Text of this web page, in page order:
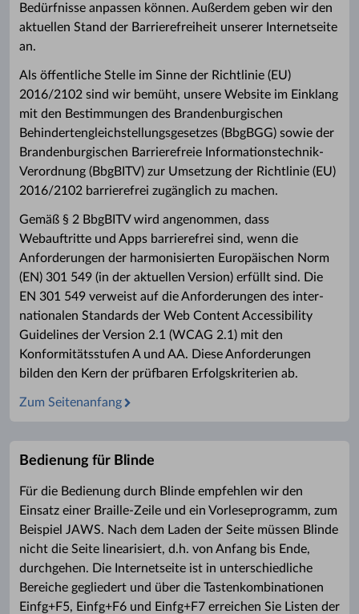
Bedürfnisse anpassen können. Außerdem geben wir den
aktuellen Stand der Barrierefreiheit unserer Internetseite
an.
Als öffentliche Stelle im Sinne der Richtlinie (EU)
2016/2102 sind wir bemüht, unsere Website im Einklang
mit den Bestimmungen des Brandenburgischen
Behindertengleichstellungsgesetzes (BbgBGG) sowie der
Brandenburgischen Barrierefreie Informationstechnik-
Verordnung (BbgBITV) zur Umsetzung der Richtlinie (EU)
2016/2102 barrierefrei zugänglich zu machen.
Gemäß § 2 BbgBITV wird angenommen, dass
Webauftritte und Apps barrierefrei sind, wenn die
Anforderungen der harmonisierten Europäischen Norm
(EN) 301 549 (in der aktuellen Version) erfüllt sind. Die
EN 301 549 verweist auf die Anforderungen des inter-
nationalen Standards der Web Content Accessibility
Guidelines der Version 2.1 (WCAG 2.1) mit den
Konformitätsstufen A und AA. Diese Anforderungen
bilden den Kern der prüfbaren Erfolgskriterien ab.
Zum Seitenanfang
Bedienung für Blinde
Für die Bedienung durch Blinde empfehlen wir den
Einsatz einer Braille-Zeile und ein Vorleseprogramm, zum
Beispiel JAWS. Nach dem Laden der Seite müssen Blinde
nicht die Seite linearisiert, d.h. von Anfang bis Ende,
durchgehen. Die Internetseite ist in unterschiedliche
Bereiche gegliedert und über die Tastenkombinationen
Einfg+F5, Einfg+F6 und Einfg+F7 erreichen Sie Listen der